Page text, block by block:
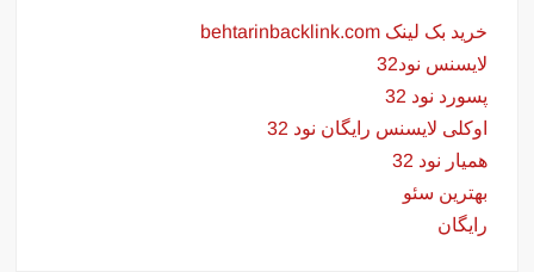
خرید بک لینک behtarinbacklink.com
لایسنس نود32
پسورد نود 32
اوکلی لایسنس رایگان نود 32
همیار نود 32
بهترین سئو
رایگان